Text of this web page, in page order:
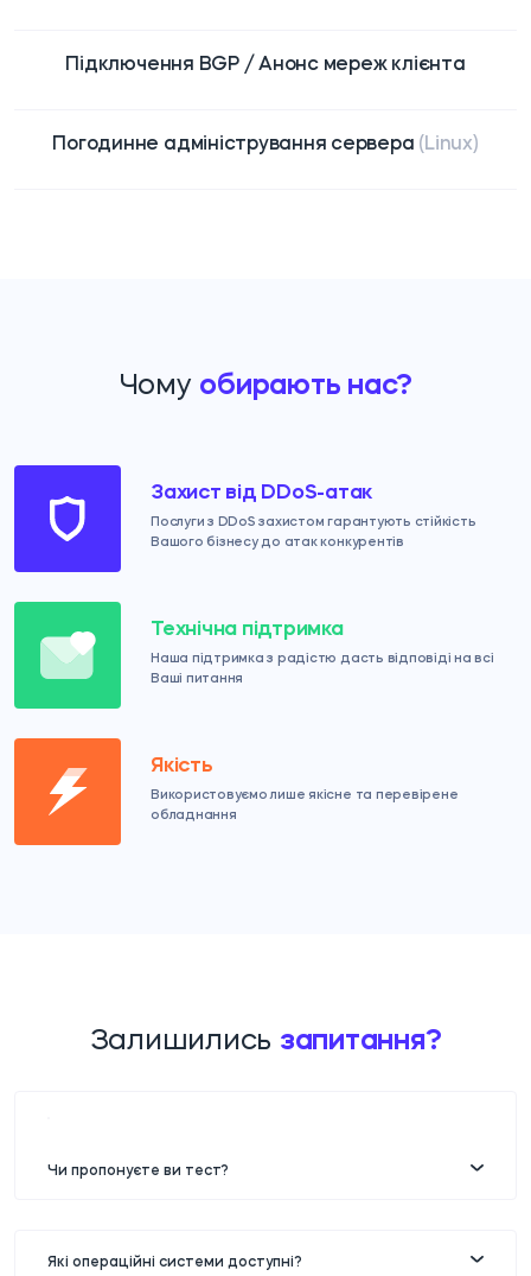
Підключення BGP / Анонс мереж клієнта
Погодинне адміністрування сервера (Linux)
Чому обирають нас?
Захист від DDoS-атак
Послуги з DDoS захистом гарантують стійкість
Вашого бізнесу до атак конкурентів
Технічна підтримка
Наша підтримка з радістю дасть відповіді на всі
Ваші питання
Якість
Використовуємо лише якісне та перевірене
обладнання
Залишились запитання?
Чи пропонуєте ви тест?
Які операційні системи доступні?